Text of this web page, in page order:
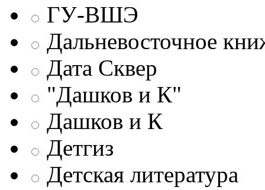
ГУ-ВШЭ
Дальневосточное
Дата Сквер
"Дашков и К"
Дашков и К
Детгиз
Детская литература